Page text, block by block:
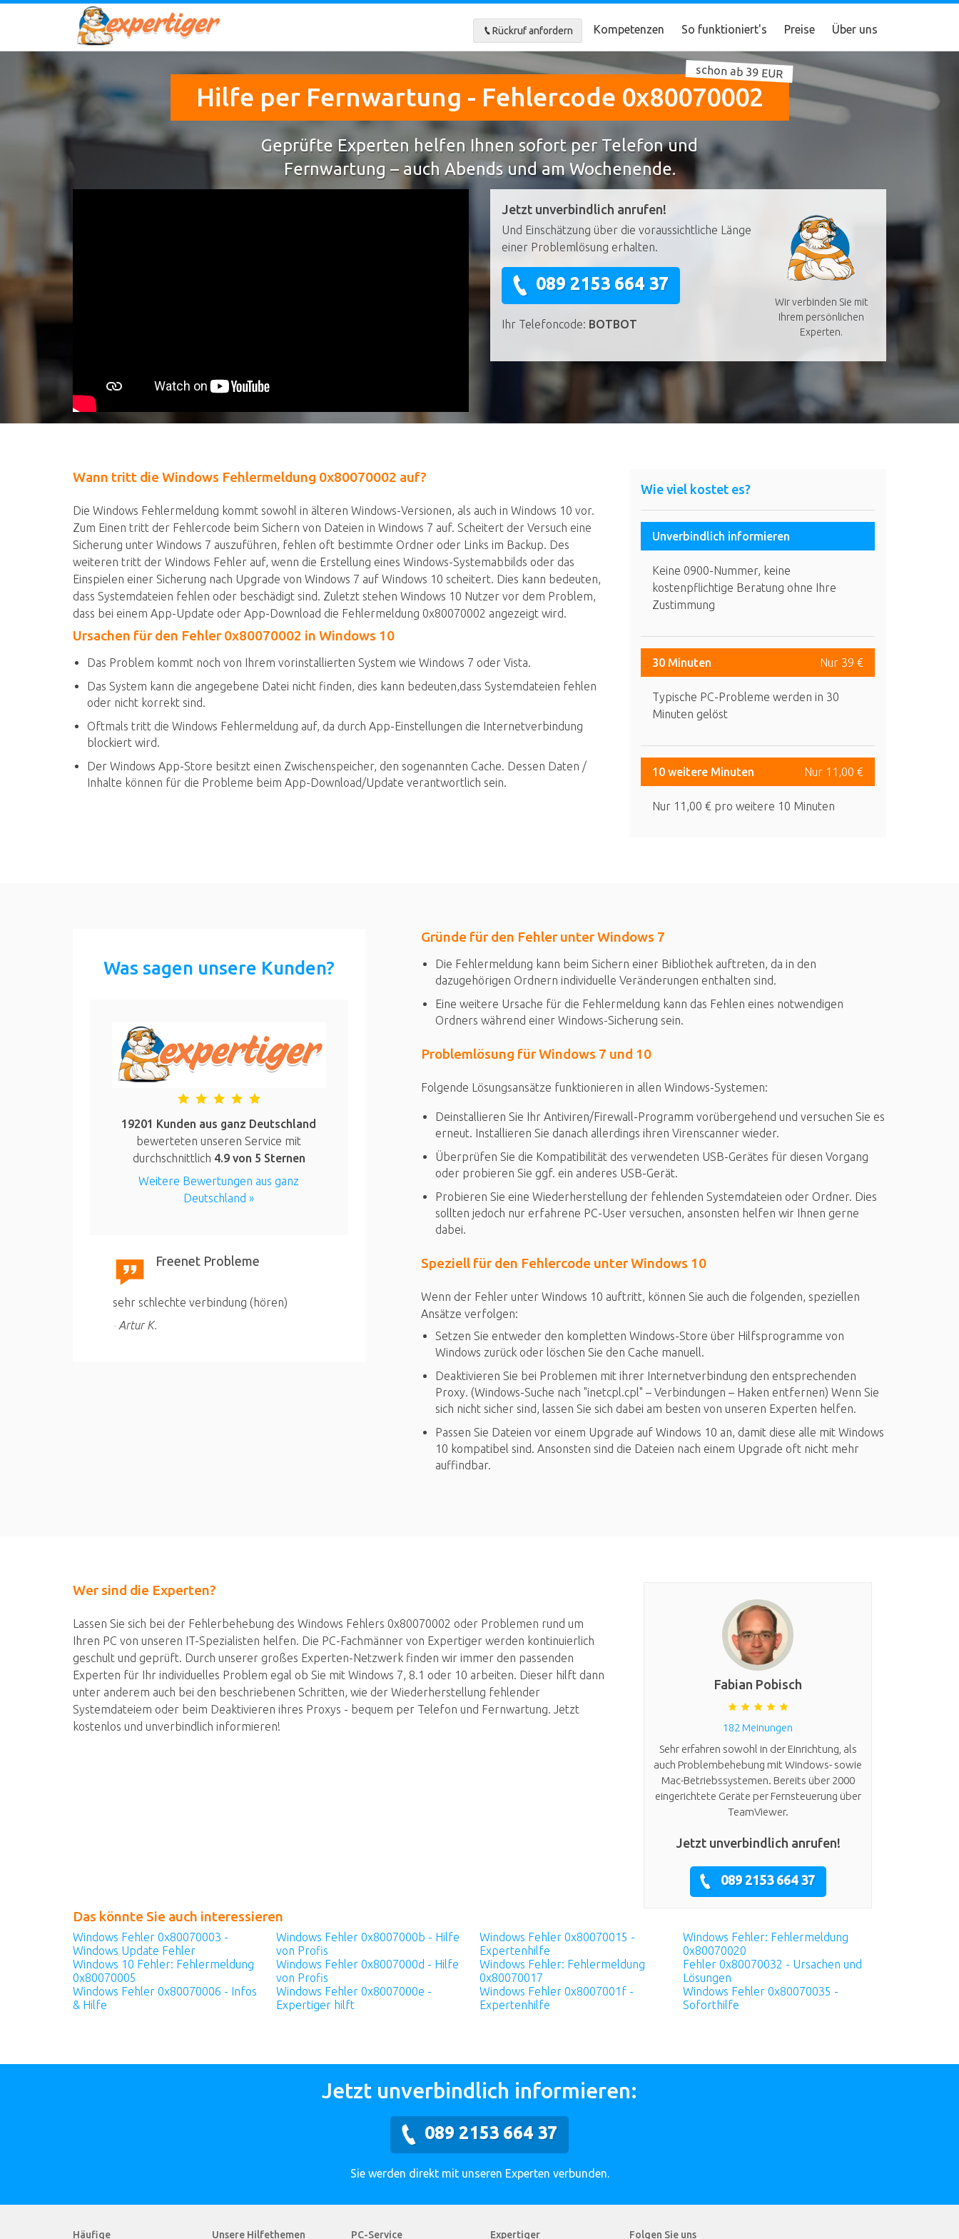
Rückruf anfordern Kompetenzen So funktioniert's Preise Über uns
Hilfe per Fernwartung - Fehlercode 0x80070002
schon ab 39 EUR
Geprüfte Experten helfen Ihnen sofort per Telefon und
Fernwartung – auch Abends und am Wochenende.
Wir verbinden Sie mit
Ihrem persönlichen
Experten.
Jetzt unverbindlich anrufen!
Und Einschätzung über die voraussichtliche Länge
einer Problemlösung erhalten.
089 2153 664 37
Ihr Telefoncode: BOTBOT
Wann tritt die Windows Fehlermeldung 0x80070002 auf?
Die Windows Fehlermeldung kommt sowohl in älteren Windows-Versionen, als auch in Windows 10 vor.
Zum Einen tritt der Fehlercode beim Sichern von Dateien in Windows 7 auf. Scheitert der Versuch eine
Sicherung unter Windows 7 auszuführen, fehlen oft bestimmte Ordner oder Links im Backup. Des
weiteren tritt der Windows Fehler auf, wenn die Erstellung eines Windows-Systemabbilds oder das
Einspielen einer Sicherung nach Upgrade von Windows 7 auf Windows 10 scheitert. Dies kann bedeuten,
dass Systemdateien fehlen oder beschädigt sind. Zuletzt stehen Windows 10 Nutzer vor dem Problem,
dass bei einem App-Update oder App-Download die Fehlermeldung 0x80070002 angezeigt wird.
Ursachen für den Fehler 0x80070002 in Windows 10
Das Problem kommt noch von Ihrem vorinstallierten System wie Windows 7 oder Vista.
Das System kann die angegebene Datei nicht finden, dies kann bedeuten,dass Systemdateien fehlen
oder nicht korrekt sind.
Oftmals tritt die Windows Fehlermeldung auf, da durch App-Einstellungen die Internetverbindung
blockiert wird.
Der Windows App-Store besitzt einen Zwischenspeicher, den sogenannten Cache. Dessen Daten /
Inhalte können für die Probleme beim App-Download/Update verantwortlich sein.
Wie viel kostet es?
Unverbindlich informieren
Keine 0900-Nummer, keine
kostenpflichtige Beratung ohne Ihre
Zustimmung
30 Minuten Nur 39 €
Typische PC-Probleme werden in 30
Minuten gelöst
10 weitere Minuten Nur 11,00 €
Nur 11,00 € pro weitere 10 Minuten
Was sagen unsere Kunden?
19201 Kunden aus ganz Deutschland
bewerteten unseren Service mit
durchschnittlich 4.9von 5 Sternen
Weitere Bewertungen aus ganz
Deutschland »
Freenet Probleme
sehr schlechte verbindung (hören)
Artur K.
Gründe für den Fehler unter Windows 7
Die Fehlermeldung kann beim Sichern einer Bibliothek auftreten, da in den
dazugehörigen Ordnern individuelle Veränderungen enthalten sind.
Eine weitere Ursache für die Fehlermeldung kann das Fehlen eines notwendigen
Ordners während einer Windows-Sicherung sein.
Problemlösung für Windows 7 und 10
Folgende Lösungsansätze funktionieren in allen Windows-Systemen:
Deinstallieren Sie Ihr Antiviren/Firewall-Programm vorübergehend und versuchen Sie es
erneut. Installieren Sie danach allerdings ihren Virenscanner wieder.
Überprüfen Sie die Kompatibilität des verwendeten USB-Gerätes für diesen Vorgang
oder probieren Sie ggf. ein anderes USB-Gerät.
Probieren Sie eine Wiederherstellung der fehlenden Systemdateien oder Ordner. Dies
sollten jedoch nur erfahrene PC-User versuchen, ansonsten helfen wir Ihnen gerne
dabei.
Speziell für den Fehlercode unter Windows 10
Wenn der Fehler unter Windows 10 auftritt, können Sie auch die folgenden, speziellen
Ansätze verfolgen:
Setzen Sie entweder den kompletten Windows-Store über Hilfsprogramme von
Windows zurück oder löschen Sie den Cache manuell.
Deaktivieren Sie bei Problemen mit ihrer Internetverbindung den entsprechenden
Proxy. (Windows-Suche nach "inetcpl.cpl" – Verbindungen – Haken entfernen) Wenn Sie
sich nicht sicher sind, lassen Sie sich dabei am besten von unseren Experten helfen.
Passen Sie Dateien vor einem Upgrade auf Windows 10 an, damit diese alle mit Windows
10 kompatibel sind. Ansonsten sind die Dateien nach einem Upgrade oft nicht mehr
auffindbar.
Wer sind die Experten?
Lassen Sie sich bei der Fehlerbehebung des Windows Fehlers 0x80070002 oder Problemen rund um
Ihren PC von unseren IT-Spezialisten helfen. Die PC-Fachmänner von Expertiger werden kontinuierlich
geschult und geprüft. Durch unserer großes Experten-Netzwerk finden wir immer den passenden
Experten für Ihr individuelles Problem egal ob Sie mit Windows 7, 8.1 oder 10 arbeiten. Dieser hilft dann
unter anderem auch bei den beschriebenen Schritten, wie der Wiederherstellung fehlender
Systemdateiem oder beim Deaktivieren ihres Proxys - bequem per Telefon und Fernwartung. Jetzt
kostenlos und unverbindlich informieren!
Fabian Pobisch
182 Meinungen
Sehr erfahren sowohl in der Einrichtung, als
auch Problembehebung mit Windows- sowie
Mac-Betriebssystemen. Bereits über 2000
eingerichtete Geräte per Fernsteuerung über
TeamViewer.
Jetzt unverbindlich anrufen!
089 2153 664 37
Das könnte Sie auch interessieren
Windows Fehler 0x80070003 -
Windows Update Fehler
Windows 10 Fehler: Fehlermeldung
0x80070005
Windows Fehler 0x80070006 - Infos
& Hilfe
Windows Fehler 0x8007000b - Hilfe
von Profis
Windows Fehler 0x8007000d - Hilfe
von Profis
Windows Fehler 0x8007000e -
Expertiger hilft
Windows Fehler 0x80070015 -
Expertenhilfe
Windows Fehler: Fehlermeldung
0x80070017
Windows Fehler 0x8007001f -
Expertenhilfe
Windows Fehler: Fehlermeldung
0x80070020
Fehler 0x80070032 - Ursachen und
Lösungen
Windows Fehler 0x80070035 -
Soforthilfe
Jetzt unverbindlich informieren:
089 2153 664 37
Sie werden direkt mit unseren Experten verbunden.
Häufige Unsere Hilfethemen PC-Service Expertiger Folgen Sie uns